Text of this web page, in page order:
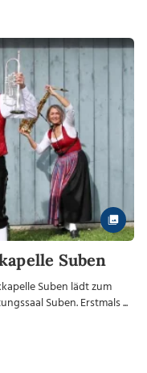
Suben
Suben lädt zum
Suben. Erstmals ...